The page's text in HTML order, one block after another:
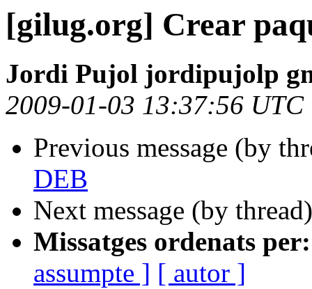
[gilug.org] Crear
Jordi Pujol jordipujolp
2009-01-03 13:37:56 UTC
Previous message (by
DEB
Next message (by
Missatges ordenats per:
assumpte ] [ autor ]